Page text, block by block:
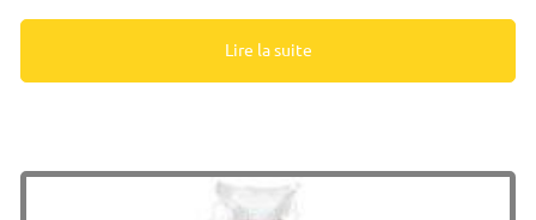
Lire la suite